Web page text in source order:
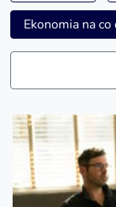
Ekonomia na co